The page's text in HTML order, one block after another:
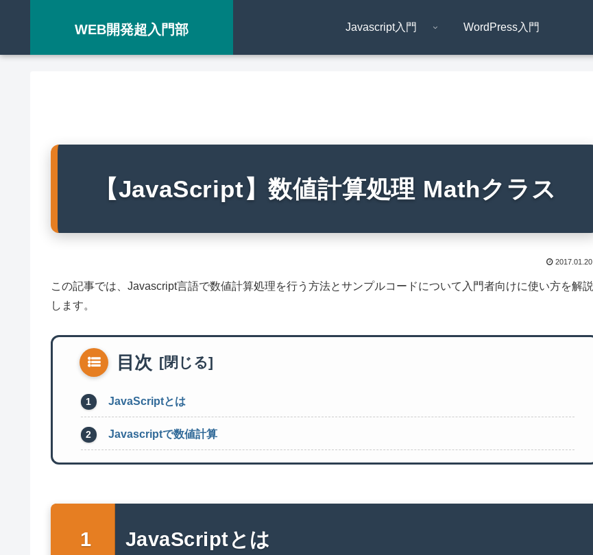
WEB開発超入門部 Javascript入門 WordPress入門
【JavaScript】数値計算処理 Mathクラス
2017.01.20
この記事では、Javascript言語で数値計算処理を行う方法とサンプルコードについて入門者向けに使い方を解説
します。
目次
JavaScriptとは
Javascriptで数値計算
JavaScriptとは